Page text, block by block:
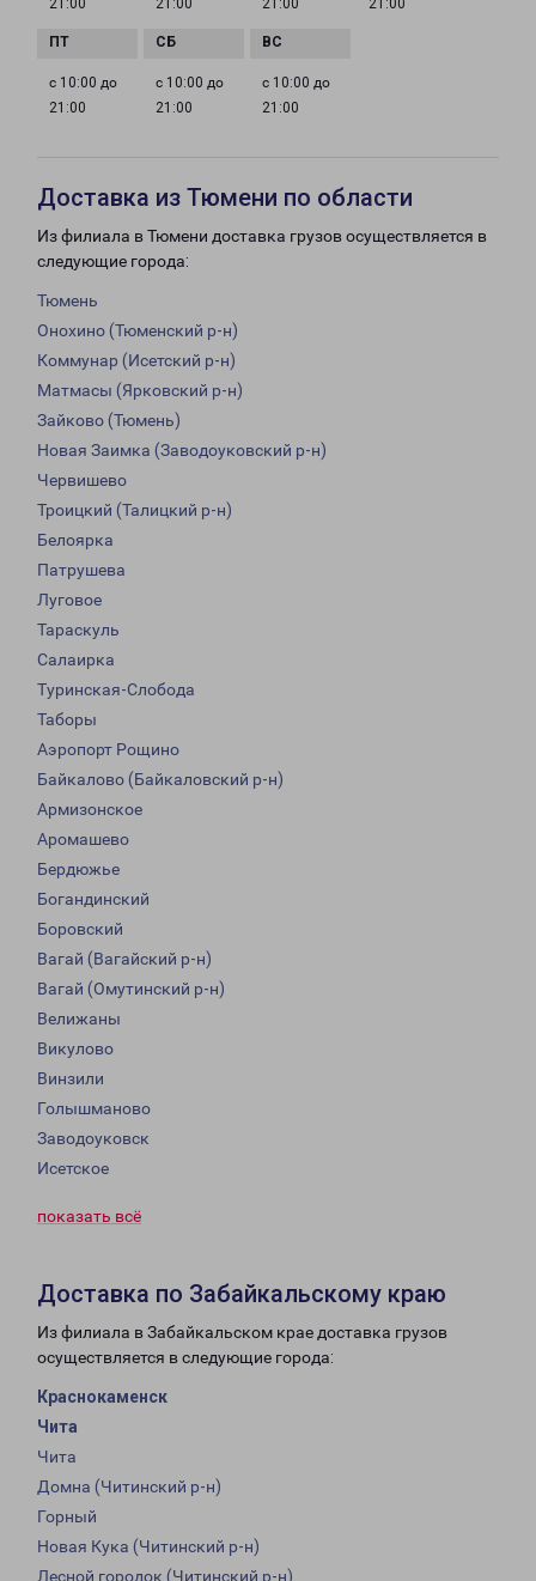
21:00 21:00 21:00 21:00
с 10:00 до
21:00
с 10:00 до
21:00
с 10:00 до
21:00
Доставка из Тюмени по области
Из филиала в Тюмени доставка грузов осуществляется в
следующие города:
Тюмень
Онохино (Тюменский р-н)
Коммунар (Исетский р-н)
Матмасы (Ярковский р-н)
Зайково (Тюмень)
Новая Заимка (Заводоуковский р-н)
Червишево
Троицкий (Талицкий р-н)
Белоярка
Патрушева
Луговое
Тараскуль
Салаирка
Туринская-Слобода
Таборы
Аэропорт Рощино
Байкалово (Байкаловский р-н)
Армизонское
Аромашево
Бердюжье
Богандинский
Боровский
Вагай (Вагайский р-н)
Вагай (Омутинский р-н)
Велижаны
Викулово
Винзили
Голышманово
Заводоуковск
Исетское
показать всё
Доставка по Забайкальскому краю
Из филиала в Забайкальском крае доставка грузов
осуществляется в следующие города:
Краснокаменск
Чита
Чита
Домна (Читинский р-н)
Горный
Новая Кука (Читинский р-н)
Лесной городок (Читинский р-н)